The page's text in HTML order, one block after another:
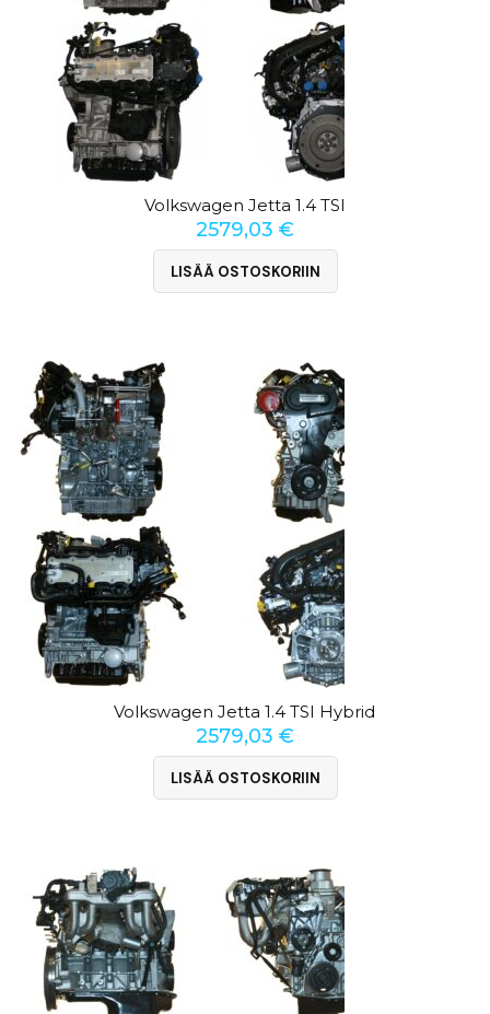
Volkswagen Jetta 1.4 TSI
2579,03 €
LISÄÄ OSTOSKORIIN
Volkswagen Jetta 1.4 TSI Hybrid
2579,03 €
LISÄÄ OSTOSKORIIN